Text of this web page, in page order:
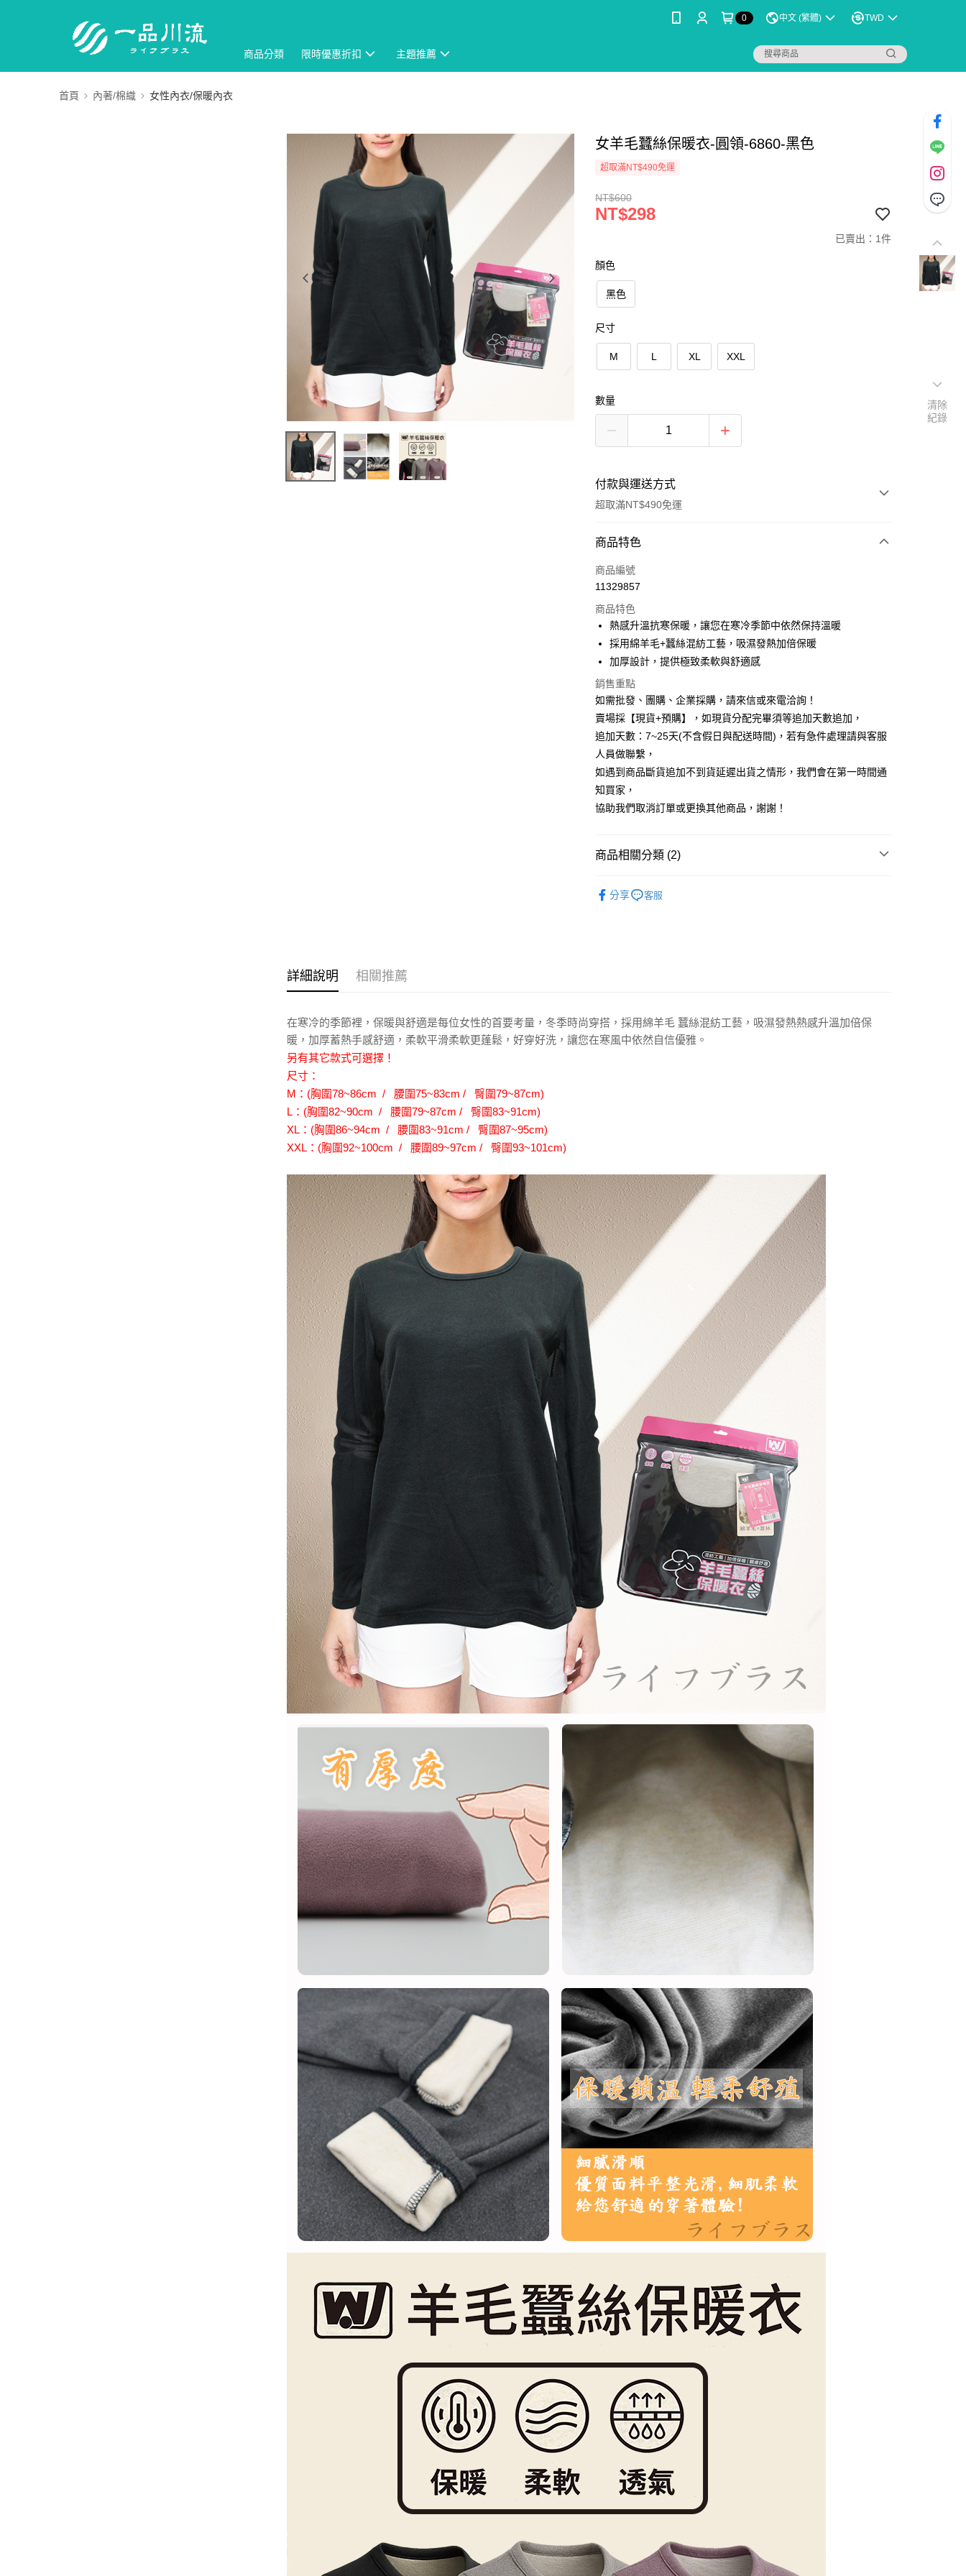
0 中文 (繁體) TWD
商品分類 限時優惠折扣 主題推薦
首頁 內著/棉織 女性內衣/保暖內衣
女羊毛蠶絲保暖衣-圓領-6860-黑色
超取滿NT$490免運
NT$600
NT$298
已賣出：1件
顏色
黑色
尺寸
M L XL XXL
數量
付款與運送方式
超取滿NT$490免運
付款方式
信用卡一次付款
3 期 0 利率 每期 NT$99 21家銀行
合作金庫商業銀行
第一商業銀行
華南商業銀行
彰化商業銀行
國泰世華商業銀行
臺灣中小企業銀行
台中商業銀行
匯豐（台灣）商業銀行
華泰商業銀行
聯邦商業銀行
遠東國際商業銀行
玉山商業銀行
台新國際商業銀行
中國信託商業銀行
台灣樂天信用卡公司
6 期 0 利率 每期NT$49
合作金庫商業銀行
第一商業銀行
華南商業銀行
上海商業儲蓄銀行
國泰世華商業銀行
兆豐國際商業銀行
臺灣中小企業銀行
台中商業銀行
匯豐（台灣）商業銀行
華泰商業銀行
聯邦商業銀行
元大商業銀行
永豐商業銀行
台新國際商業銀行
台灣樂天信用卡公司
12 期 0 利率 每期NT$24
合作金庫商業銀行
華南商業銀行
彰化商業銀行
上海商業儲蓄銀行
台北富邦商業銀行
臺灣中小企業銀行
台中商業銀行
匯豐（台灣）商業銀行
聯邦商業銀行
遠東國際商業銀行
元大商業銀行
玉山商業銀行
星展（台灣）商業銀行
超商取貨付款
LINE Pay
Apple Pay
街口支付
悠遊付
相關說明
AFTEE先享後付是「在收到商品之後才付款」的支付方式。 讓您購物簡單
便利好安心！
３．收到繳費通知簡訊後14天內，點擊此簡訊中的連結，可透過四大超商
／ATM／網路銀行／等多元方式進行付款，方視為交易完成。
※ 請注意：結帳手續完成當下不需立刻繳費，但若您需要取消訂單，請聯
求債權轉讓予恩沛科技股份有限公司。
２．關於個人資料處理事宜，請瀏覽以下網址：
https://aftee.tw/terms/#terms3
３．未成年的使用者請事先徵得法定代理人或監護人之同意方可使用
「AFTEE先享後付」，若未經同意申辦者引起之損失，本公司不負相關責
任。
４．使用「AFTEE先享後付」時，將依據個別帳號之用戶狀況，依本公司
即時審查核予不同之上限額度；若仍有額度不足之情形，本公司將視審查
結果請求用戶進行身份認證。
５．嚴禁一人註冊多個帳號或使用他人資訊註冊。若發現惡意使用之情
形，恩沛科技股份有限公司將有權停止該用戶之使用額度並採取法律行
動。
ATM付款
全家離島取貨付款
每筆NT$100，滿NT$1,000(含以上)免運費
付款後7-11取貨
每筆NT$60，滿NT$490(含以上)免運費
本島宅配1~2天後到
每筆NT$80，滿NT$490(含以上)免運費
外島宅配
每筆NT$150，滿NT$3,000(含以上)免運費
每筆NT$150，滿NT$3,000(含以上)免運費
商品特色
商品編號
11329857
商品特色
熱感升溫抗寒保暖，讓您在寒冷季節中依然保持溫暖
採用綿羊毛+蠶絲混紡工藝，吸濕發熱加倍保暖
加厚設計，提供極致柔軟與舒適感
銷售重點
如需批發、團購、企業採購，請來信或來電洽詢！
賣場採【現貨+預購】，如現貨分配完畢須等追加天數追加，
追加天數：7~25天(不含假日與配送時間)，若有急件處理請與客服
人員做聯繫，
如遇到商品斷貨追加不到貨延遲出貨之情形，我們會在第一時間通
知買家，
協助我們取消訂單或更換其他商品，謝謝！
商品相關分類 (2)
分享 客服
詳細說明 相關推薦
在寒冷的季節裡，保暖與舒適是每位女性的首要考量，冬季時尚穿搭，採用綿羊毛 蠶絲混紡工藝，吸濕發熱熱感升溫加倍保
暖，加厚蓄熱手感舒適，柔軟平滑柔軟更蓬鬆，好穿好洗，讓您在寒風中依然自信優雅。
另有其它款式可選擇！
尺寸：
M：(胸圍78~86cm / 腰圍75~83cm / 臀圍79~87cm)
L：(胸圍82~90cm / 腰圍79~87cm / 臀圍83~91cm)
XL：(胸圍86~94cm / 腰圍83~91cm / 臀圍87~95cm)
XXL：(胸圍92~100cm / 腰圍89~97cm / 臀圍93~101cm)
清除
紀錄